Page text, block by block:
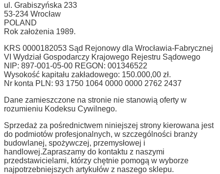
ul. Grabiszyńska 233
53-234 Wrocław
POLAND
Rok założenia 1989.
KRS 0000182053 Sąd Rejonowy dla Wrocławia-Fabrycznej
VI Wydział Gospodarczy Krajowego Rejestru Sądowego
NIP: 897-001-05-00 REGON: 001346522
Wysokość kapitału zakładowego: 150.000,00 zł.
Nr konta PLN: 93 1750 1064 0000 0000 2762 2437
Dane zamieszczone na stronie nie stanowią oferty w
rozumieniu Kodeksu Cywilnego.
Sprzedaż za pośrednictwem niniejszej strony kierowana jest
do podmiotów profesjonalnych, w szczególności branży
budowlanej, spożywczej, przemysłowej i
handlowej.Zapraszamy do kontaktu z naszymi
przedstawicielami, którzy chętnie pomogą w wyborze
najpotrzebniejszych artykułów z naszego sklepu.